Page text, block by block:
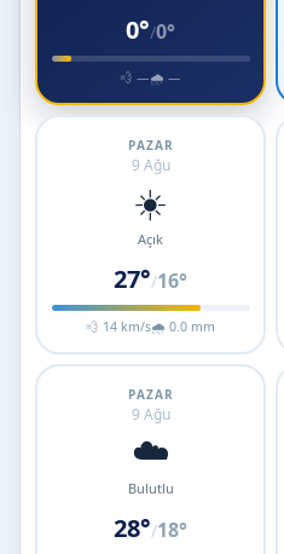
0°/0°
💨 —🌧 —
PAZAR
9 Ağu
☀️
Açık
27°/16°
💨 14 km/s🌧 0.0 mm
PAZAR
9 Ağu
☁️
Bulutlu
28°/18°